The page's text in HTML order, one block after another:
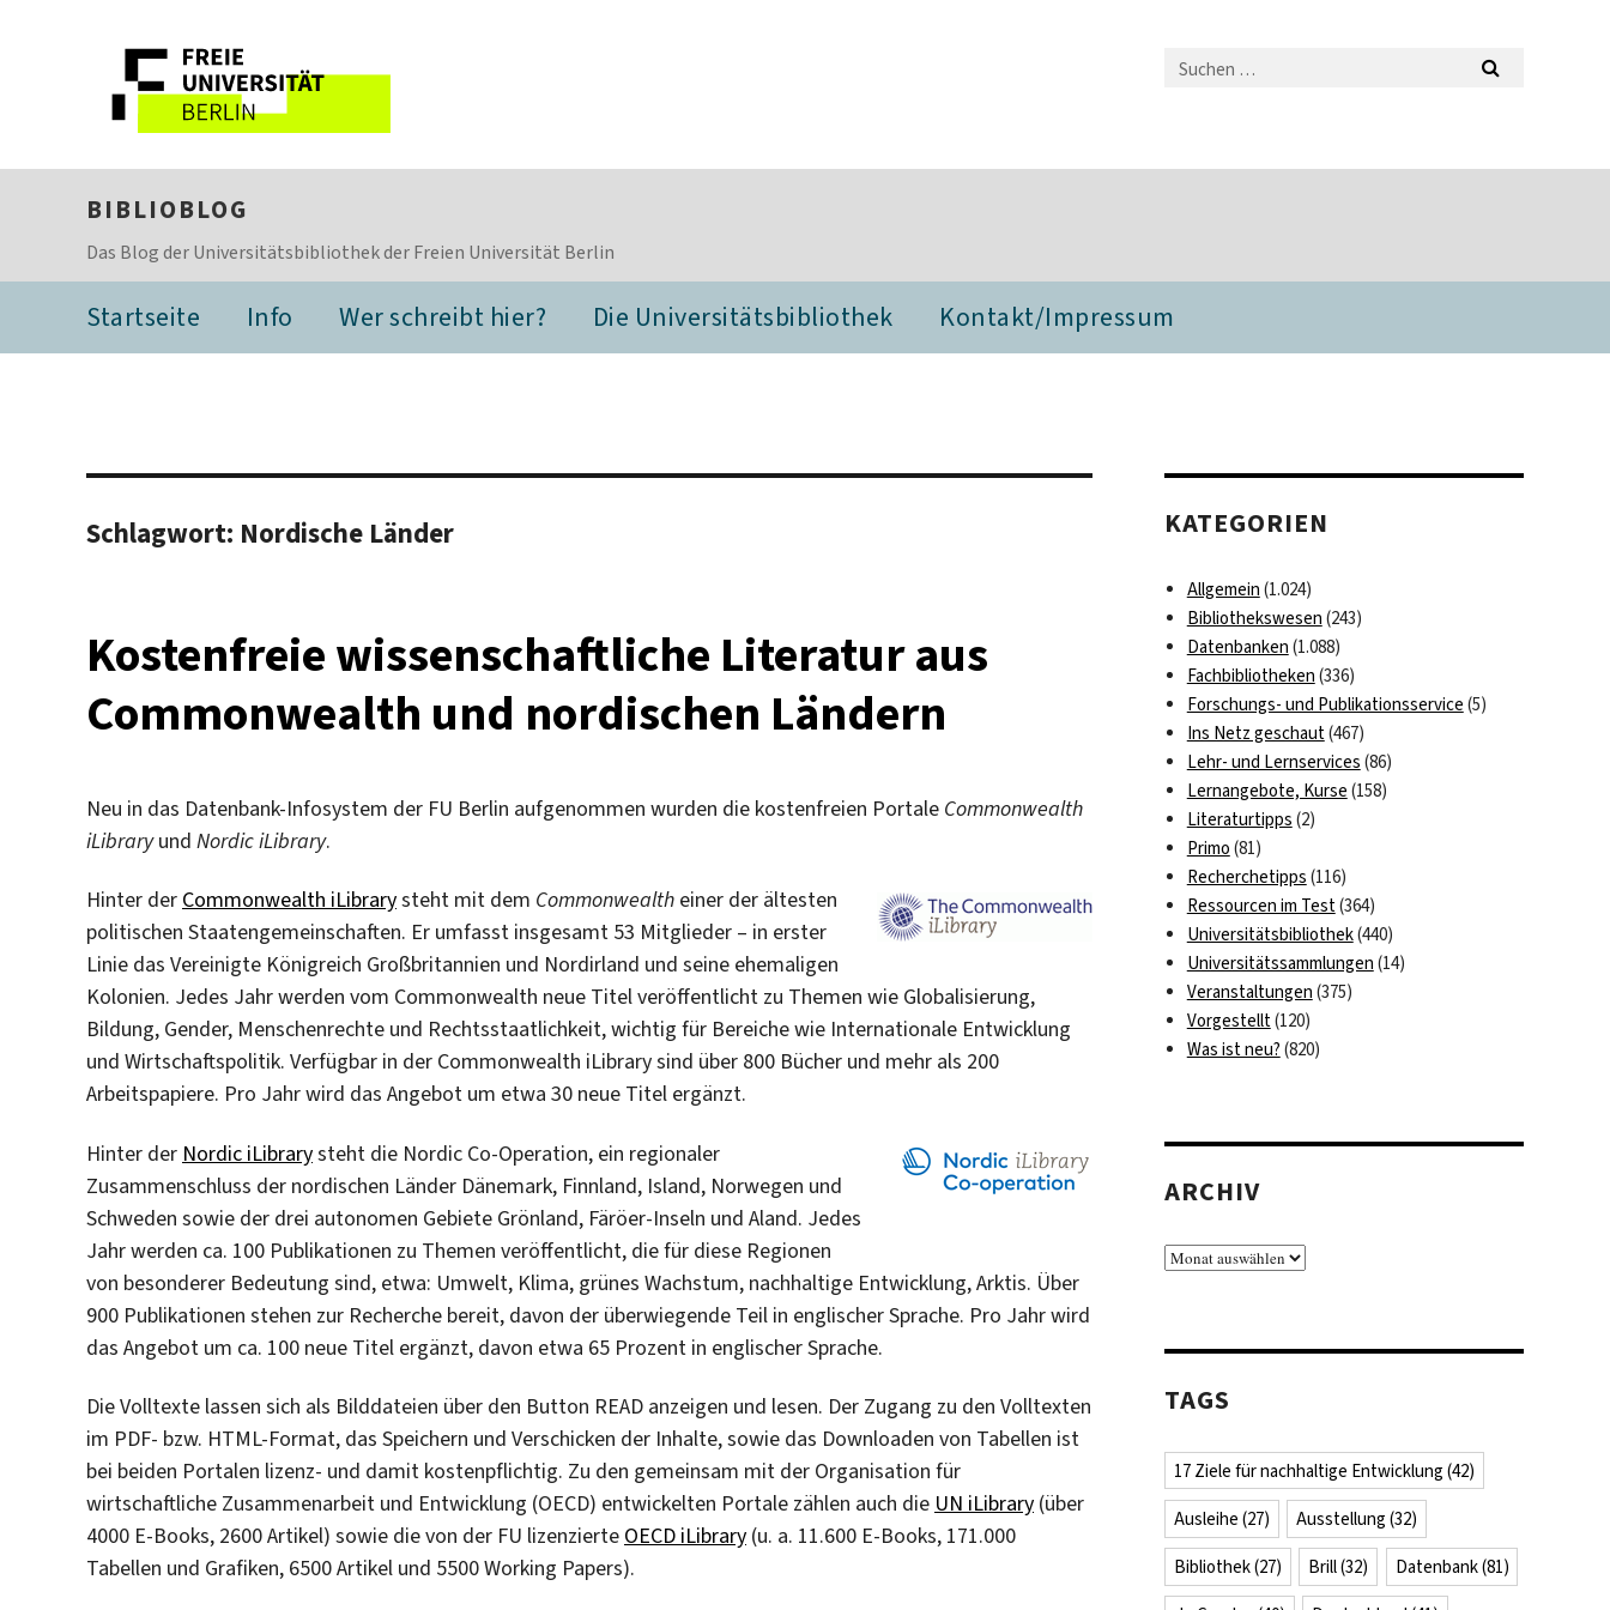
BIBLIOBLOG
Das Blog der Universitätsbibliothek der Freien Universität Berlin
Startseite Info Wer schreibt hier? Die Universitätsbibliothek Kontakt/Impressum
Schlagwort: Nordische Länder
Kostenfreie wissenschaftliche Literatur aus
Commonwealth und nordischen Ländern
Neu in das Datenbank-Infosystem der FU Berlin aufgenommen wurden die kostenfreien Portale Commonwealth
iLibraryund Nordic iLibrary.
Hinter der Commonwealth iLibrarysteht mit dem Commonwealth einer der ältesten
politischen Staatengemeinschaften. Er umfasst insgesamt 53 Mitglieder – in erster
Linie das Vereinigte Königreich Großbritannien und Nordirland und seine ehemaligen
Kolonien. Jedes Jahr werden vom Commonwealth neue Titel veröffentlicht zu Themen wie Globalisierung,
Bildung, Gender, Menschenrechte und Rechtsstaatlichkeit, wichtig für Bereiche wie Internationale Entwicklung
und Wirtschaftspolitik. Verfügbar in der Commonwealth iLibrary sind über 800 Bücher und mehr als 200
Arbeitspapiere. Pro Jahr wird das Angebot um etwa 30 neue Titel ergänzt.
Hinter der Nordic iLibrarysteht die Nordic Co-Operation, ein regionaler
Zusammenschluss der nordischen Länder Dänemark, Finnland, Island, Norwegen und
Schweden sowie der drei autonomen Gebiete Grönland, Färöer-Inseln und Aland. Jedes
Jahr werden ca. 100 Publikationen zu Themen veröffentlicht, die für diese Regionen
von besonderer Bedeutung sind, etwa: Umwelt, Klima, grünes Wachstum, nachhaltige Entwicklung, Arktis. Über
900 Publikationen stehen zur Recherche bereit, davon der überwiegende Teil in englischer Sprache. Pro Jahr wird
das Angebot um ca. 100 neue Titel ergänzt, davon etwa 65 Prozent in englischer Sprache.
Die Volltexte lassen sich als Bilddateien über den Button READ anzeigen und lesen. Der Zugang zu den Volltexten
im PDF- bzw. HTML-Format, das Speichern und Verschicken der Inhalte, sowie das Downloaden von Tabellen ist
bei beiden Portalen lizenz- und damit kostenpflichtig. Zu den gemeinsam mit der Organisation für
wirtschaftliche Zusammenarbeit und Entwicklung (OECD) entwickelten Portale zählen auch die UN iLibrary (über
4000 E-Books, 2600 Artikel) sowie die von der FU lizenzierte OECD iLibrary (u. a. 11.600 E-Books, 171.000
Tabellen und Grafiken, 6500 Artikel und 5500 Working Papers).
KATEGORIEN
Allgemein (1.024)
Bibliothekswesen (243)
Datenbanken (1.088)
Fachbibliotheken (336)
Forschungs- und Publikationsservice (5)
Ins Netz geschaut(467)
Lehr- und Lernservices (86)
Lernangebote, Kurse (158)
Literaturtipps (2)
Primo (81)
Recherchetipps (116)
Ressourcen im Test(364)
Universitätsbibliothek(440)
Universitätssammlungen (14)
Veranstaltungen (375)
Vorgestellt(120)
Was ist neu? (820)
ARCHIV
Archiv
TAGS
17 Ziele für nachhaltige Entwicklung (42)
Ausleihe (27) Ausstellung (32)
Bibliothek(27) Brill(32) Datenbank(81)